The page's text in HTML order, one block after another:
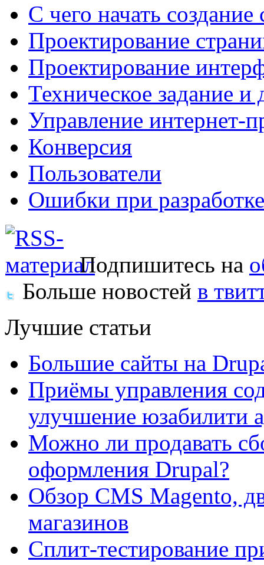
С чего начать создание
Проектирование
Проектирование
Техническое задание и
Управление интернет-
Конверсия
Пользователи
Ошибки при
Подпишитесь на
Больше новостей в
Лучшие статьи
Большие сайты на
Приёмы управления
улучшение юзабилити
Можно ли продавать
оформления Drupal?
Обзор CMS Magento,
магазинов
Сплит-тестирование